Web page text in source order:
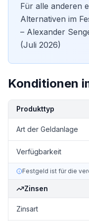
Für alle anderen
Alternativen im
– Alexander
(Juli 2026)
Konditionen
KonditionDetails
Produkttyp
Art der Geldanlage
Verfügbarkeit
Festgeld ist für die
Zinsen
Zinsart